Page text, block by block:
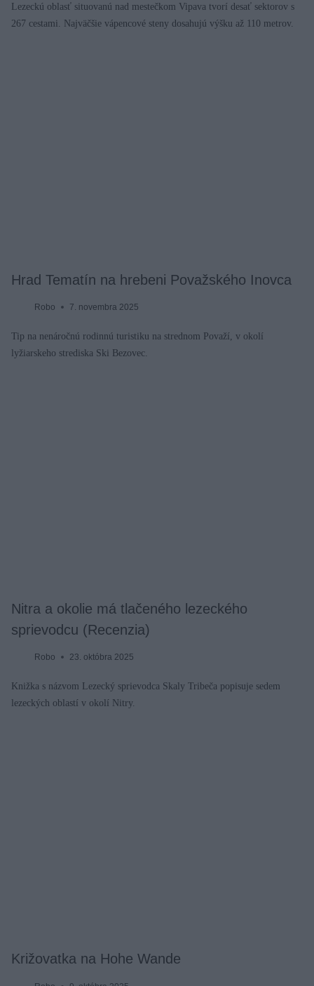
Lezeckú oblasť situovanú nad mestečkom Vipava tvorí desať sektorov s
267 cestami. Najväčšie vápencové steny dosahujú výšku až 110 metrov.
Hrad Tematín na hrebeni Považského Inovca
Robo 7. novembra 2025
Tip na nenáročnú rodinnú turistiku na strednom Považí, v okolí
lyžiarskeho strediska Ski Bezovec.
Nitra a okolie má tlačeného lezeckého
sprievodcu (Recenzia)
Robo 23. októbra 2025
Knižka s názvom Lezecký sprievodca Skaly Tribeča popisuje sedem
lezeckých oblastí v okolí Nitry.
Križovatka na Hohe Wande